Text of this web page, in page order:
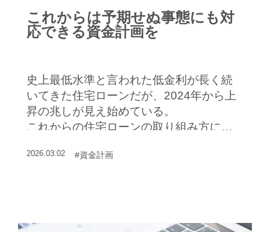
これからは予期せぬ事態にも対
応できる資金計画を
史上最低水準と言われた低金利が長く続
いてきた住宅ローンだが、2024年から上
昇の兆しが見え始めている。
これからの住宅ローンの取り組み方につ
お話しをうかがった。
2026.03.02 #資金計画